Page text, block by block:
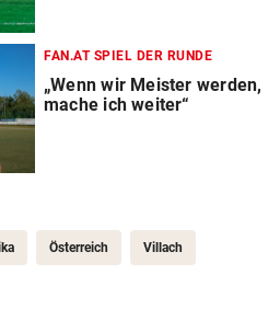
FAN.AT SPIEL DER RUNDE
„Wenn wir Meister werden,
mache ich weiter“
Österreich Villach